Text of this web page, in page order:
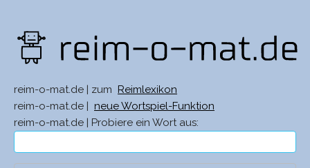
reim-o-mat.de | zum
Reimlexikon
reim-o-mat.de |
neue Wortspiel-Funktion
reim-o-mat.de | Probiere ein Wort aus: